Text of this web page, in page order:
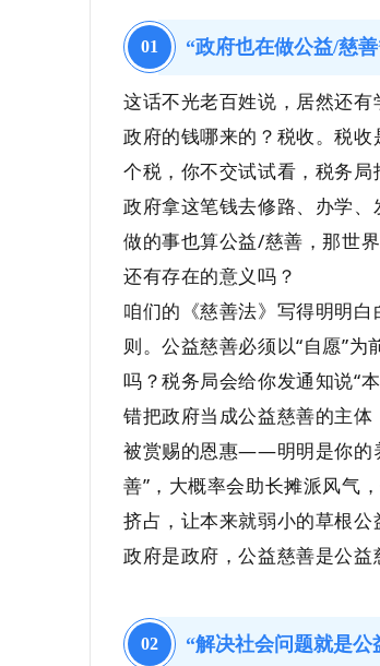
01 “政府也在做公益/慈善
这话不光老百姓说，居然还有
政府的钱哪来的？税收。税
个税，你不交试试看，税务局
政府拿这笔钱去修路、办学
做的事也算公益/慈善，那世
还有存在的意义吗？
咱们的《慈善法》写得明明白
则。公益慈善必须以“自愿”
吗？税务局会给你发通知说“
错把政府当成公益慈善的主
被赏赐的恩惠——明明是你的
善”，大概率会助长摊派风气
挤占，让本来就弱小的草根公
政府是政府，公益慈善是公益
02 “解决社会问题就是公